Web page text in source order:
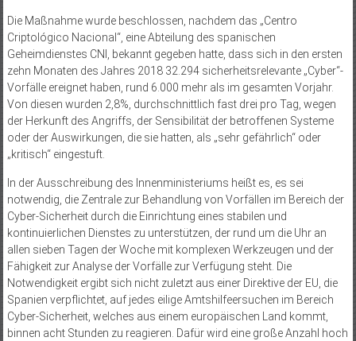
Die Maßnahme wurde beschlossen, nachdem das „Centro
Criptológico Nacional“, eine Abteilung des spanischen
Geheimdienstes CNI, bekannt gegeben hatte, dass sich in den ersten
zehn Monaten des Jahres 2018 32.294 sicherheitsrelevante „Cyber“-
Vorfälle ereignet haben, rund 6.000 mehr als im gesamten Vorjahr.
Von diesen wurden 2,8%, durchschnittlich fast drei pro Tag, wegen
der Herkunft des Angriffs, der Sensibilität der betroffenen Systeme
oder der Auswirkungen, die sie hatten, als „sehr gefährlich“ oder
„kritisch“ eingestuft.
In der Ausschreibung des Innenministeriums heißt es, es sei
notwendig, die Zentrale zur Behandlung von Vorfällen im Bereich der
Cyber-Sicherheit durch die Einrichtung eines stabilen und
kontinuierlichen Dienstes zu unterstützen, der rund um die Uhr an
allen sieben Tagen der Woche mit komplexen Werkzeugen und der
Fähigkeit zur Analyse der Vorfälle zur Verfügung steht. Die
Notwendigkeit ergibt sich nicht zuletzt aus einer Direktive der EU, die
Spanien verpflichtet, auf jedes eilige Amtshilfeersuchen im Bereich
Cyber-Sicherheit, welches aus einem europäischen Land kommt,
binnen acht Stunden zu reagieren. Dafür wird eine große Anzahl hoch